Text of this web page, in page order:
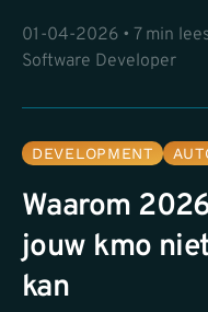
01-04-2026 • 7 min
Software Developer
DEVELOPMENT
Waarom
jouw kmo
kan